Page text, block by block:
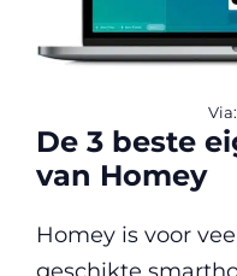
De 3 beste
van Homey
Homey is voor